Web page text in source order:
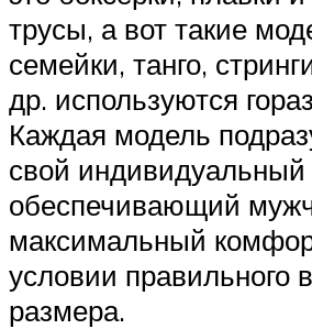
трусы, а вот такие
семейки, танго,
др. используются
Каждая модель
свой индивидуальный
обеспечивающий
максимальный
условии правильного
размера.